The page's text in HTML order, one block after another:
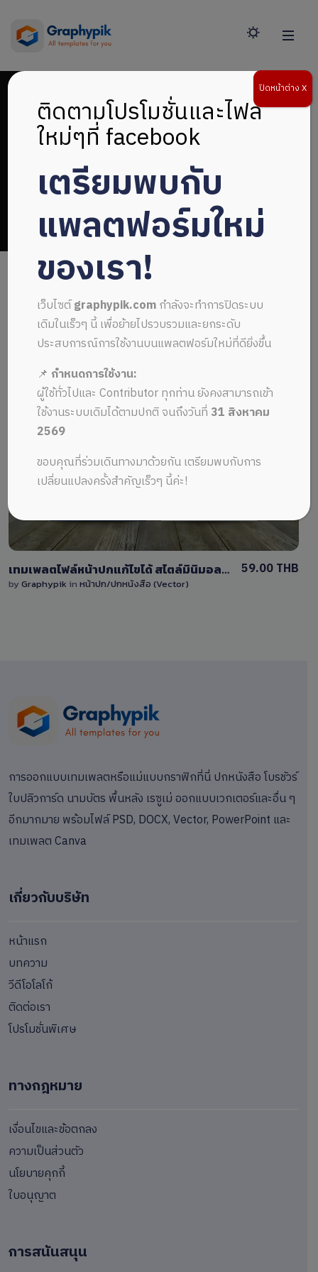
ปกสมัยใหม่
ALL MUSIC FROM ปกสมัยใหม่
0 Sale
เทมเพลตไฟล์หน้าปกแก้ไขได้ สไตล์มินิมอลเรียบง่าย ออกแบบโทนสีน้ำเงินรูปวงกลม
by Graphypik in หน้าปก/ปกหนังสือ (Vector)
59.00 THB
การออกแบบเทมเพลตหรือแม่แบบกราฟิกที่นี่ ปกหนังสือ โบรชัวร์
ใบปลิวการ์ด นามบัตร พื้นหลัง เรซูเม่ ออกแบบเวกเตอร์และอื่น ๆ
อีกมากมาย พร้อมไฟล์ PSD, DOCX, Vector, PowerPoint และ
เทมเพลต Canva
เกี่ยวกับบริษัท
หน้าแรก
บทความ
วีดีโอโลโก้
ติดต่อเรา
โปรโมชั่นพิเศษ
ทางกฎหมาย
เงื่อนไขและข้อตกลง
ความเป็นส่วนตัว
นโยบายคุกกี้
ใบอนุญาต
การสนันสนุน
ติดตามโปรโมชั่นและไฟล์
ใหม่ๆที่ facebook
เตรียมพบกับ
แพลตฟอร์มใหม่
ของเรา!
เว็บไซต์graphypik.comกำลังจะทำการปิดระบบ
เดิมในเร็วๆ นี้ เพื่อย้ายไปรวบรวมและยกระดับ
ประสบการณ์การใช้งานบนแพลตฟอร์มใหม่ที่ดียิ่งขึ้น
📌กำหนดการใช้งาน:
ผู้ใช้ทั่วไปและ Contributor ทุกท่าน ยังคงสามารถเข้า
ใช้งานระบบเดิมได้ตามปกติ จนถึงวันที่ 31 สิงหาคม
2569
ขอบคุณที่ร่วมเดินทางมาด้วยกัน เตรียมพบกับการ
เปลี่ยนแปลงครั้งสำคัญเร็วๆ นี้ค่ะ!
ปิดหน้าต่าง X